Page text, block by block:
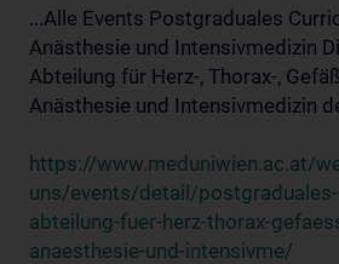
...Alle Events Postgraduales
Anästhesie und Intensivmedizin
Abteilung für Herz-, Thorax-,
Anästhesie und Intensivmedizin
https://www.meduniwien.ac.at/
uns/events/detail/
abteilung-fuer-herz-thorax-
anaesthesie-und-intensivme/